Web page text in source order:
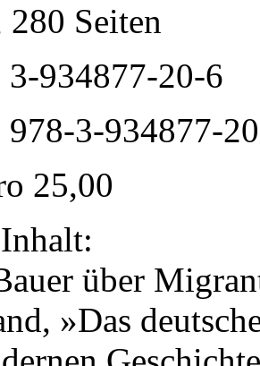
Seiten
934877-20-6
3-934877-
25,00
über
»Das